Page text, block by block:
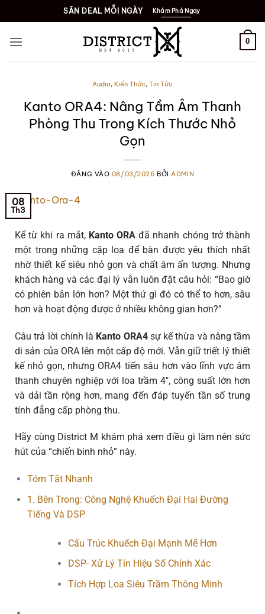
SĂN DEAL MỖI NGÀY Khám Phá Ngay
0
Audio, Kiến Thức, Tin Tức
Kanto ORA4: Nâng Tầm Âm Thanh
Phòng Thu Trong Kích Thước Nhỏ
Gọn
ĐĂNG VÀO 08/03/2026 BỞI ADMIN
08
Th3
Kể từ khi ra mắt, Kanto ORA đã nhanh chóng trở thành
một trong những cặp loa để bàn được yêu thích nhất
nhờ thiết kế siêu nhỏ gọn và chất âm ấn tượng. Nhưng
khách hàng và các đại lý vẫn luôn đặt câu hỏi: “Bao giờ
có phiên bản lớn hơn? Một thứ gì đó có thể to hơn, sâu
hơn và hoạt động được ở nhiều không gian hơn?”
Câu trả lời chính là Kanto ORA4sự kế thừa và nâng tầm
di sản của ORA lên một cấp độ mới. Vẫn giữ triết lý thiết
kế nhỏ gọn, nhưng ORA4 tiến sâu hơn vào lĩnh vực âm
thanh chuyên nghiệp với loa trầm 4″, công suất lớn hơn
và dải tần rộng hơn, mang đến đáp tuyến tần số trung
tính đẳng cấp phòng thu.
Hãy cùng District M khám phá xem điều gì làm nên sức
hút của “chiến binh nhỏ” này.
Tóm Tắt Nhanh
1. Bên Trong: Công Nghệ Khuếch Đại Hai Đường
Tiếng Và DSP
Cấu Trúc Khuếch Đại Mạnh Mẽ Hơn
DSP- Xử Lý Tín Hiệu Số Chính Xác
Tích Hợp Loa Siêu Trầm Thông Minh